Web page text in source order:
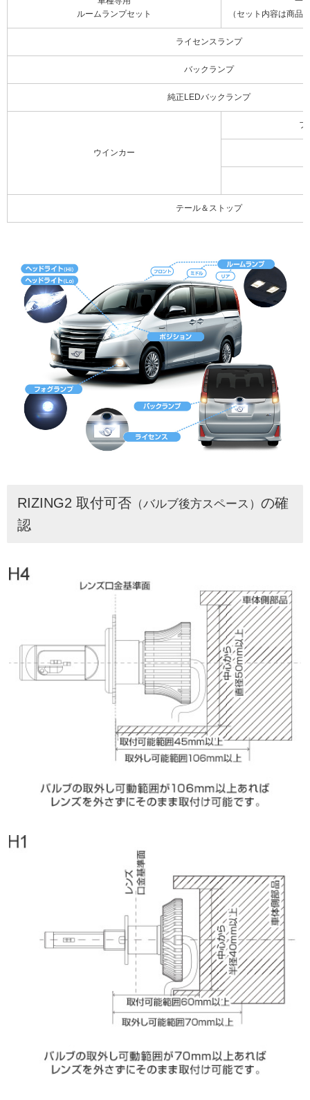
ルームランプセット
（セット内容は商品
ライセンスランプ
バックランプ
純正LEDバックランプ
ウインカー
フ
テール＆ストップ
RIZING2 取付可否 （バルブ後方スペース） の確
認